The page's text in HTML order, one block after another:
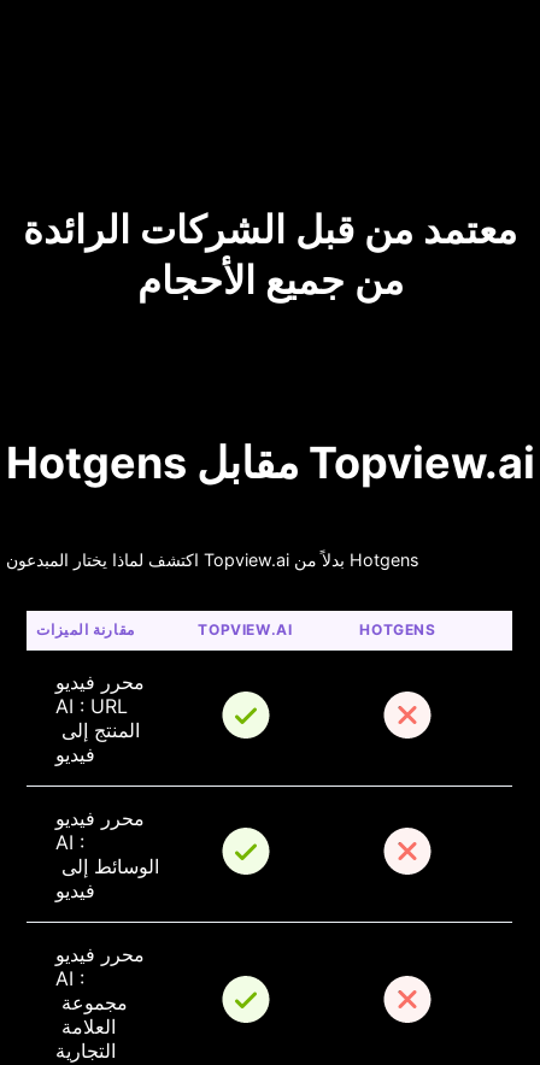
معتمد من قبل الشركات الرائدة
من جميع الأحجام
Hotgens مقابل Topview.ai
اكتشف لماذا يختار المبدعون Topview.ai بدلاً من Hotgens
مقارنة الميزات TOPVIEW.AI HOTGENS
محرر فيديو
AI : URL
المنتج إلى
فيديو
محرر فيديو
AI :
الوسائط إلى
فيديو
محرر فيديو
AI :
مجموعة
العلامة
التجارية